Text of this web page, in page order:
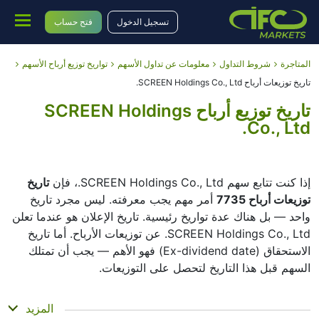
تسجيل الدخول فتح حساب
المتاجرة شروط التداول معلومات عن تداول الأسهم
تواريخ توزيع أرباح الأسهم
تاريخ توزيعات أرباح SCREEN Holdings Co., Ltd.
تاريخ توزيع أرباح SCREEN Holdings
Co., Ltd.
إذا كنت تتابع سهم SCREEN Holdings Co., Ltd.، فإن
تاريخ
توزيعات أرباح 7735
أمر مهم يجب معرفته. ليس مجرد تاريخ
واحد — بل هناك عدة تواريخ رئيسية. تاريخ الإعلان هو عندما تعلن
SCREEN Holdings Co., Ltd. عن توزيعات الأرباح. أما تاريخ
الاستحقاق (Ex-dividend date) فهو الأهم — يجب أن تمتلك
السهم قبل هذا التاريخ لتحصل على التوزيعات.
المزيد